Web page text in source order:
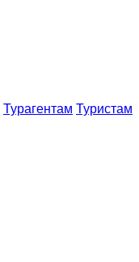
Турагентам Туристам